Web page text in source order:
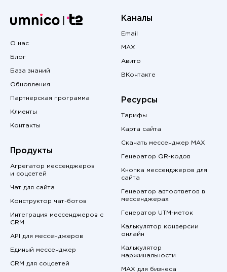
О нас
Блог
База знаний
Обновления
Партнерская программа
Клиенты
Контакты
Продукты
Агрегатор мессенджеров
и соцсетей
Чат для сайта
Конструктор чат-ботов
Интеграция мессенджеров с
CRM
API для мессенджеров
Единый мессенджер
CRM для соцсетей
Каналы
Email
MAX
Авито
ВКонтакте
Ресурсы
Тарифы
Карта сайта
Скачать мессенджер MAX
Генератор QR-кодов
Кнопка мессенджеров для
сайта
Генератор автоответов в
мессенджерах
Генератор UTM-меток
Калькулятор конверсии
онлайн
Калькулятор
маржинальности
MAX для бизнеса